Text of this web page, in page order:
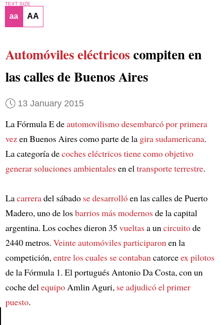
TEXT SIZE
aa AA
Automóviles eléctricoscompiten en
las calles de Buenos Aires
13 January 2015
La Fórmula E deautomovilismodesembarcó por primera
vezen Buenos Aires como parte de la gira sudamericana.
La categoría decoches eléctricostiene como objetivo
generar soluciones ambientalesen eltransporte terrestre.
Lacarreradel sábado se desarrollóen las calles de Puerto
Madero, uno de losbarrios más modernosde la capital
argentina. Los coches dieron 35 vueltasa uncircuitode
2440 metros. Veinte automóviles participaronen la
competición,entre los cuales se contabancatorceex pilotos
de la Fórmula 1. El portugués Antonio Da Costa, con un
coche delequipoAmlin Aguri, se adjudicó el primer
puesto.